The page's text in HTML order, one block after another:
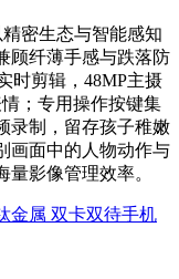
精密生态与智能感知
顾纤薄手感与跌落防
时剪辑，48MP主摄
；专用操作按键集
录制，留存孩子稚嫩
画面中的人物动作与
影像管理效率。
金属 双卡双待手机